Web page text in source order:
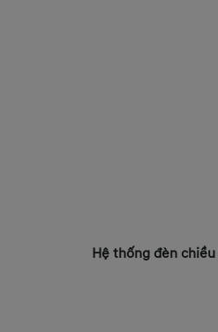
Hệ thống đèn chiều